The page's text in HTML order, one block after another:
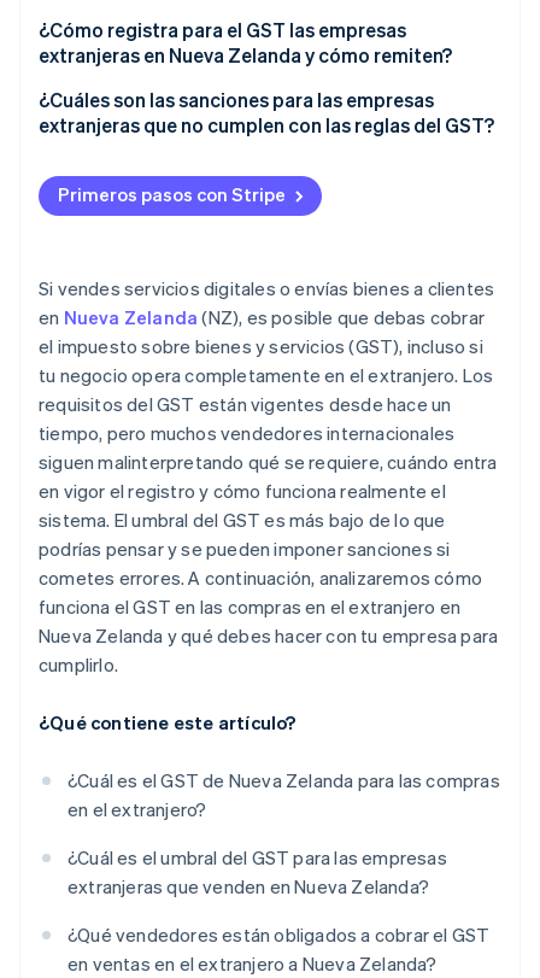
¿Cómo registra para el GST las empresas
extranjeras en Nueva Zelanda y cómo remiten?
Registrarte para el GST
Aceptar pagos del GST en ventas elegibles a
clientes de Nueva Zelanda
Presentar declaraciones del GST y remitir el pago al
Guardar los registros durante siete años
¿Cuáles son las sanciones para las empresas
extranjeras que no cumplen con las reglas del GST?
No pagar el GST
Aumento de las penalizaciones por pagos tardíos
GST
Penalizaciones por déficit
Cargos penales
Primeros pasos con Stripe
Si vendes servicios digitales o envías bienes a clientes
en Nueva Zelanda (NZ), es posible que debas cobrar
el impuesto sobre bienes y servicios (GST), incluso si
tu negocio opera completamente en el extranjero. Los
requisitos del GST están vigentes desde hace un
tiempo, pero muchos vendedores internacionales
siguen malinterpretando qué se requiere, cuándo entra
en vigor el registro y cómo funciona realmente el
sistema. El umbral del GST es más bajo de lo que
podrías pensar y se pueden imponer sanciones si
cometes errores. A continuación, analizaremos cómo
funciona el GST en las compras en el extranjero en
Nueva Zelanda y qué debes hacer con tu empresa para
cumplirlo.
¿Qué contiene este artículo?
¿Cuál es el GST de Nueva Zelanda para las compras
en el extranjero?
¿Cuál es el umbral del GST para las empresas
extranjeras que venden en Nueva Zelanda?
¿Qué vendedores están obligados a cobrar el GST
en ventas en el extranjero a Nueva Zelanda?